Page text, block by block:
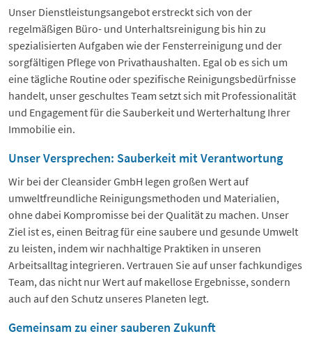
Unser Dienstleistungsangebot erstreckt sich von der
regelmäßigen Büro- und Unterhaltsreinigung bis hin zu
spezialisierten Aufgaben wie der Fensterreinigung und der
sorgfältigen Pflege von Privathaushalten. Egal ob es sich um
eine tägliche Routine oder spezifische Reinigungsbedürfnisse
handelt, unser geschultes Team setzt sich mit Professionalität
und Engagement für die Sauberkeit und Werterhaltung Ihrer
Immobilie ein.
Unser Versprechen: Sauberkeit mit Verantwortung
Wir bei der Cleansider GmbH legen großen Wert auf
umweltfreundliche Reinigungsmethoden und Materialien,
ohne dabei Kompromisse bei der Qualität zu machen. Unser
Ziel ist es, einen Beitrag für eine saubere und gesunde Umwelt
zu leisten, indem wir nachhaltige Praktiken in unseren
Arbeitsalltag integrieren. Vertrauen Sie auf unser fachkundiges
Team, das nicht nur Wert auf makellose Ergebnisse, sondern
auch auf den Schutz unseres Planeten legt.
Gemeinsam zu einer sauberen Zukunft